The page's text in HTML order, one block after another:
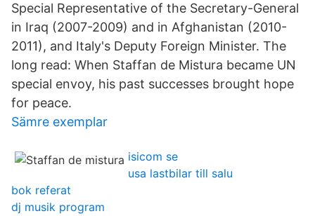
Special Representative of the Secretary-General
in Iraq (2007-2009) and in Afghanistan (2010-
2011), and Italy's Deputy Foreign Minister. The
long read: When Staffan de Mistura became UN
special envoy, his past successes brought hope
for peace.
Sämre exemplar
isicom se
usa lastbilar till salu
bok referat
dj musik program